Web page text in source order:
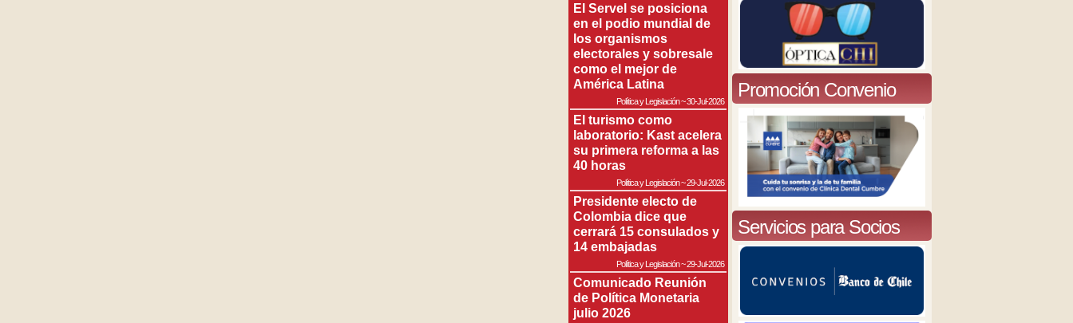
El Servel se posiciona
en el podio mundial de
los organismos
electorales y sobresale
como el mejor de
América Latina
Política y Legislación~30-Jul-2026
El turismo como
laboratorio: Kast acelera
su primera reforma a las
40 horas
Política y Legislación~29-Jul-2026
Presidente electo de
Colombia dice que
cerrará 15 consulados y
14 embajadas
Política y Legislación~29-Jul-2026
Comunicado Reunión
de Política Monetaria
julio 2026
Promoción Convenio
Servicios para Socios